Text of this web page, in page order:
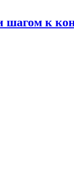
шагом к